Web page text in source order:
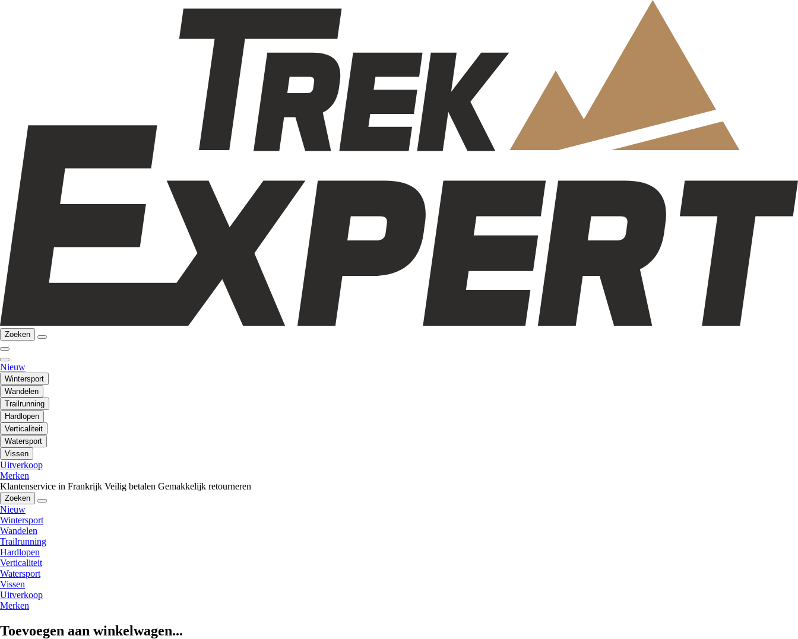
Zoeken
Nieuw
Wintersport
Wandelen
Trailrunning
Hardlopen
Verticaliteit
Watersport
Vissen
Uitverkoop
Merken
Klantenservice in Frankrijk Veilig betalen Gemakkelijk retourneren
Zoeken
Nieuw
Wintersport
Wandelen
Trailrunning
Hardlopen
Verticaliteit
Watersport
Vissen
Uitverkoop
Merken
Toevoegen aan winkelwagen...